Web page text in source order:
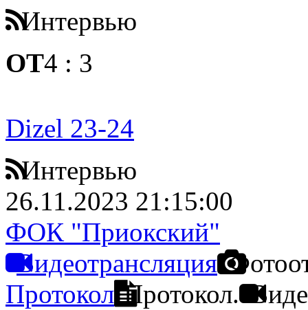
Интервью
ОТ4 : 3
Dizel 23-24
Интервью
26.11.2023 21:15:00
ФОК "Приокский"
Видеотрансляция
Протокол Протокол.